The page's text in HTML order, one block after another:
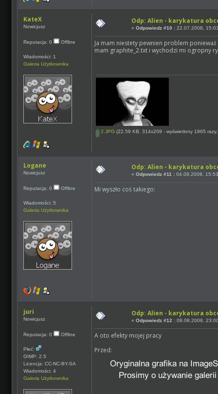
KateX
Nowicjusz
Reputacja: 0 Offline
Wiadomości: 1
Galeria Użytkownika
Odp: Alien - karykatura
«Odpowiedz #10 : 22.07.2008,
Ja mam niestety pewnien problem
mam graphite_2.txt i wychodzi mi ogropny
2.JPG (22.59 KB, 314x209 - wyświetlony 1965
Logane
Nowicjusz
Reputacja: 0 Offline
Wiadomości: 5
Galeria Użytkownika
Odp: Alien - karykatura
«Odpowiedz #11 : 04.08.2008,
Mi wyszło coś takiego:
juri
Nowicjusz
Reputacja: 0 Offline
Płeć:
GIMP: 2.5
Licencja: CC-NC-BY-SA
Wiadomości: 4
Galeria Użytkownika
Odp: Alien - karykatura
«Odpowiedz #12 : 08.08.2008,
A oto efekty mojej pracy
Przed: